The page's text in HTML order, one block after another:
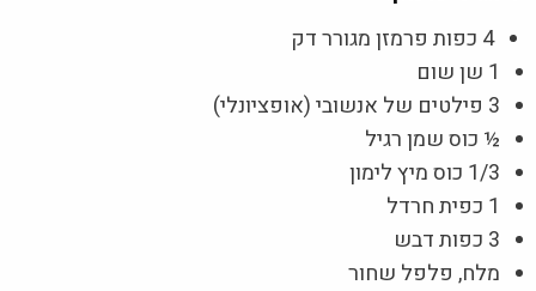
4 כפות פרמזן מגורר דק
1 שן שום
3 פילטים של אנשובי (אופציונלי)
½ כוס שמן רגיל
1/3 כוס מיץ לימון
1 כפית חרדל
3 כפות דבש
מלח, פלפל שחור